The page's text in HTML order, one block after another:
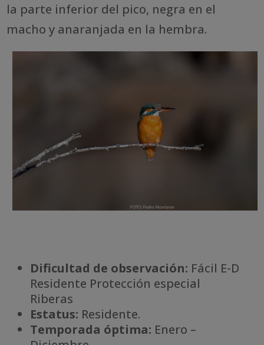
la parte inferior del pico, negra en el
macho y anaranjada en la hembra.
Dificultad de observación: Fácil E-D
Residente Protección especial
Riberas
Estatus: Residente.
Temporada óptima: Enero –